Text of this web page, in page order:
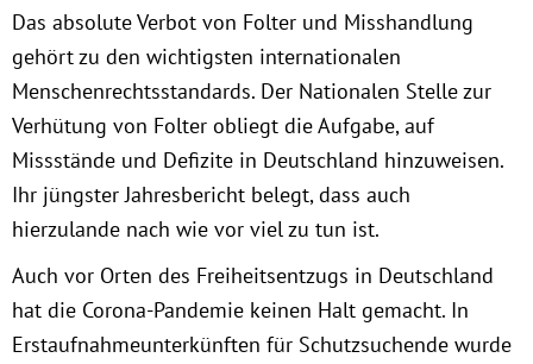
Bayern
München
Zur Person
Presse
Das absolute Verbot von Folter und Misshandlung
gehört zu den wichtigsten internationalen
Menschenrechtsstandards. Der Nationalen Stelle zur
Verhütung von Folter obliegt die Aufgabe, auf
Missstände und Defizite in Deutschland hinzuweisen.
Ihr jüngster Jahresbericht belegt, dass auch
hierzulande nach wie vor viel zu tun ist.
Auch vor Orten des Freiheitsentzugs in Deutschland
hat die Corona-Pandemie keinen Halt gemacht. In
Erstaufnahmeunterkünften für Schutzsuchende wurde